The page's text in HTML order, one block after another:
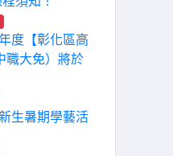
度【彰化區高
職大免）將於
生暑期學藝活